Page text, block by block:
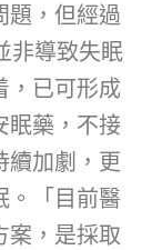
題，但經過
非導致失眠
，已可形成
眠藥，不接
續加劇，更
。「目前醫
案，是採取